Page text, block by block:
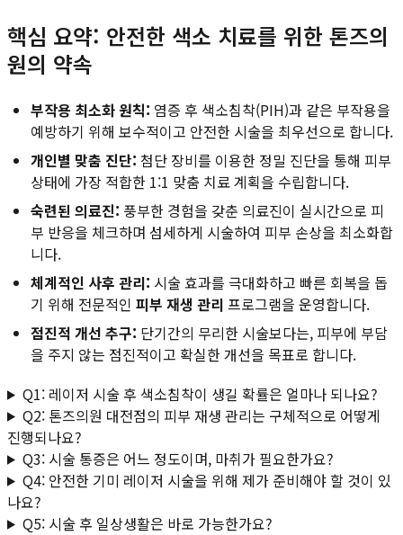
핵심 요약: 안전한 색소 치료를 위한 톤즈의
원의 약속
부작용 최소화 원칙: 염증 후 색소침착(PIH)과 같은 부작용을
예방하기 위해 보수적이고 안전한 시술을 최우선으로 합니다.
개인별 맞춤 진단: 첨단 장비를 이용한 정밀 진단을 통해 피부
상태에 가장 적합한 1:1 맞춤 치료 계획을 수립합니다.
숙련된 의료진: 풍부한 경험을 갖춘 의료진이 실시간으로 피
부 반응을 체크하며 섬세하게 시술하여 피부 손상을 최소화합
니다.
체계적인 사후 관리: 시술 효과를 극대화하고 빠른 회복을 돕
기 위해 전문적인 피부 재생 관리 프로그램을 운영합니다.
점진적 개선 추구: 단기간의 무리한 시술보다는, 피부에 부담
을 주지 않는 점진적이고 확실한 개선을 목표로 합니다.
Q1: 레이저 시술 후 색소침착이 생길 확률은 얼마나 되나요?
Q2: 톤즈의원 대전점의 피부 재생 관리는 구체적으로 어떻게
진행되나요?
Q3: 시술 통증은 어느 정도이며, 마취가 필요한가요?
Q4: 안전한 기미 레이저 시술을 위해 제가 준비해야 할 것이 있
나요?
Q5: 시술 후 일상생활은 바로 가능한가요?